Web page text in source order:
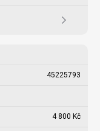
45225793
4 800 Kč